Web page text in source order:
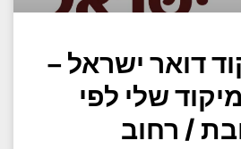
דואר ישראל –
שלי לפי
/ רחוב